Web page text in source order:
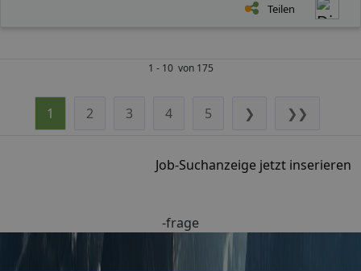
Teilen
1 - 10 von 175
1 2 3 4 5 ❯ ❯❯
Job-Suchanzeige jetzt inserieren
-frage